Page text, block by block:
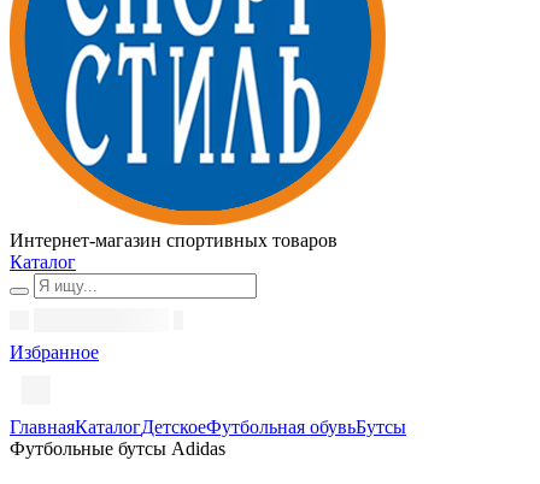
Интернет-магазин спортивных товаров
Каталог
Избранное
ГлавнаяКаталогДетскоеФутбольная обувьБутсы
Футбольные бутсы Adidas